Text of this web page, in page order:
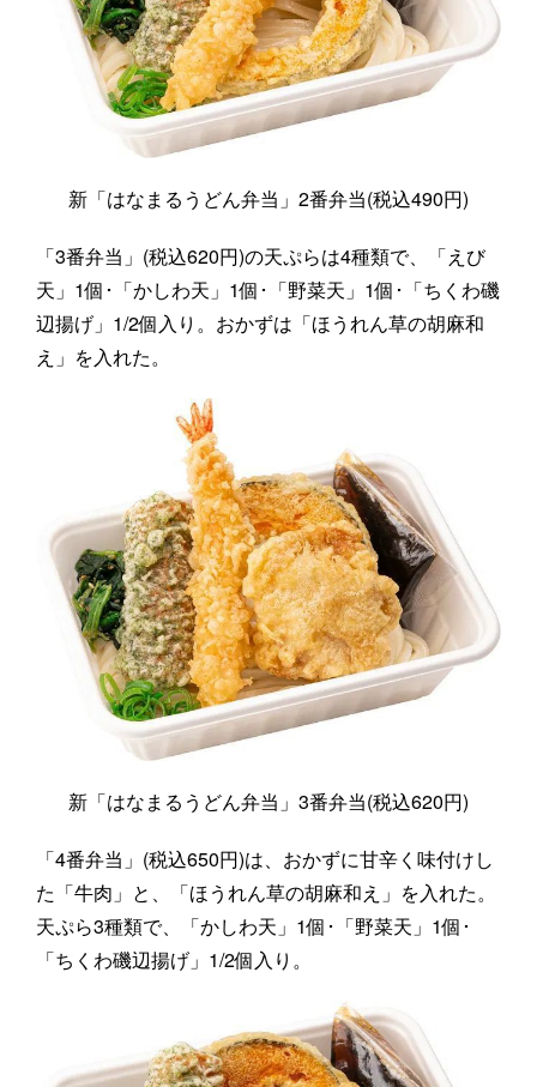
新「はなまるうどん弁当」2番弁当(税込490円)
「3番弁当」(税込620円)の天ぷらは4種類で、「えび
天」1個･「かしわ天」1個･「野菜天」1個･「ちくわ磯
辺揚げ」1/2個入り。おかずは「ほうれん草の胡麻和
え」を入れた。
新「はなまるうどん弁当」3番弁当(税込620円)
「4番弁当」(税込650円)は、おかずに甘辛く味付けし
た「牛肉」と、「ほうれん草の胡麻和え」を入れた。
天ぷら3種類で、「かしわ天」1個･「野菜天」1個･
「ちくわ磯辺揚げ」1/2個入り。